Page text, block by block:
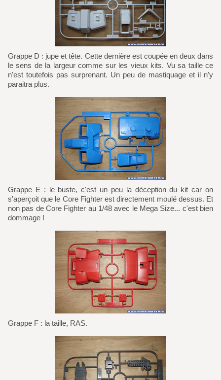
Grappe D : jupe et tête. Cette dernière est coupée en deux dans
le sens de la largeur comme sur les vieux kits. Vu sa taille ce
n'est toutefois pas surprenant. Un peu de mastiquage et il n'y
paraitra plus.
Grappe E : le buste, c'est un peu la déception du kit car on
s'aperçoit que le Core Fighter est directement moulé dessus. Et
non pas de Core Fighter au 1/48 avec le Mega Size... c'est bien
dommage !
Grappe F : la taille, RAS.